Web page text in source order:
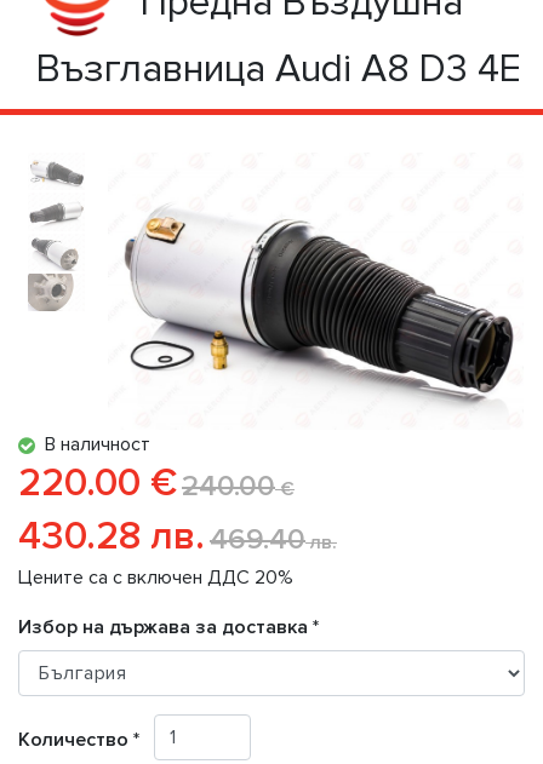
Възглавница Audi A8 D3 4E
В наличност
220.00 €240.00€
430.28 лв. 469.40лв.
Цените са с включен ДДС 20%
Избор на държава за доставка *
Количество *